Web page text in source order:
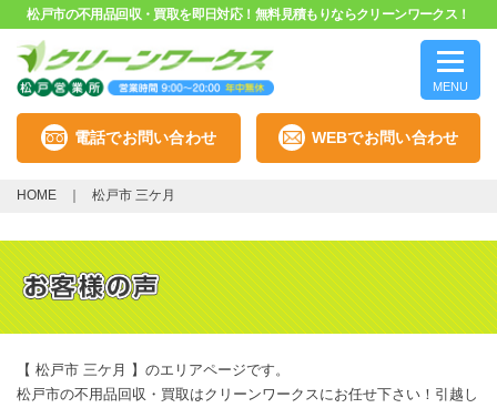
松戸市の不用品回収・買取を即日対応！無料見積もりならクリーンワークス！
MENU
電話でお問い合わせ WEBでお問い合わせ
HOME 松戸市 三ケ月
【 松戸市 三ケ月 】のエリアページです。
松戸市の不用品回収・買取はクリーンワークスにお任せ下さい！引越し